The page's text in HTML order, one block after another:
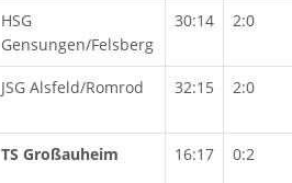
HSG
Gensungen/Felsberg
30:14 2:0
JSG Alsfeld/Romrod 32:15 2:0
TS Großauheim 16:17 0:2